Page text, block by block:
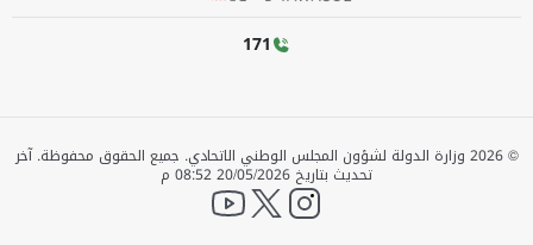
171
©
2026 وزارة الدولة لشؤون المجلس الوطني الاتحادي. جميع الحقوق محفوظة.آخر
تحديث بتاريخ 20/05/2026 08:52 م
instagram
twitter
YouTube